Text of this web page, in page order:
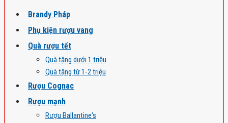
Brandy Pháp
Phụ kiện rượu vang
Quà rượu tết
Quà tặng dưới 1 triệu
Quà tặng từ 1-2 triệu
Rượu Cognac
Rượu mạnh
Rượu Ballantine's